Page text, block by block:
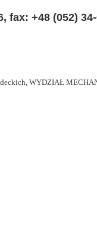
fax: +48 (052)
WYDZIAŁ